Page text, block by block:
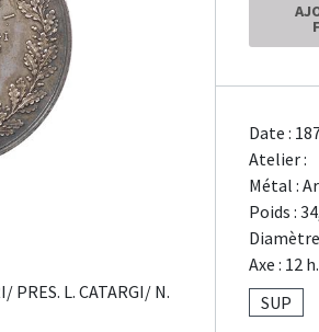
L. CATARGI/ N.
Date :
Atelier :
Métal :
Poids :
Axe : 12 h.
SUP